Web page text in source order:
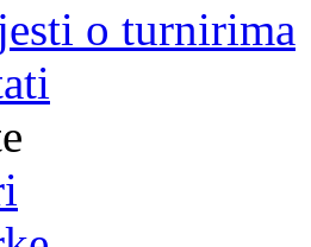
o turnirima